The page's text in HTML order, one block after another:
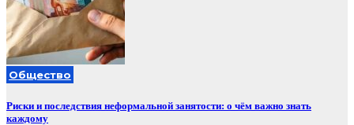
Общество
Риски и последствия неформальной занятости: о чём важно знать
каждому